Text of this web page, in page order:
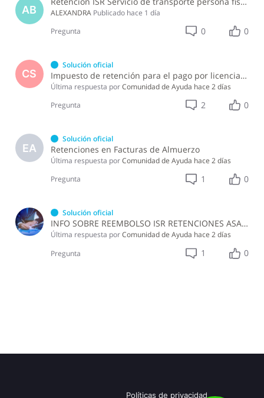
AB ALEXANDRA Publicado hace 1 día
Pregunta
0 0
CS
Solución oficial
Impuesto de retención para el pago por licencia de software y soporte de software ?
Última respuesta porComunidad de Ayuda hace 2 días
Pregunta
2 0
EA
Solución oficial
Retenciones en Facturas de Almuerzo
Última respuesta porComunidad de Ayuda hace 2 días
Pregunta
1 0
Solución oficial
INFO SOBRE REEMBOLSO ISR RETENCIONES ASALARIADOS
Última respuesta porComunidad de Ayuda hace 2 días
Pregunta
1 0
Políticas de privacidad